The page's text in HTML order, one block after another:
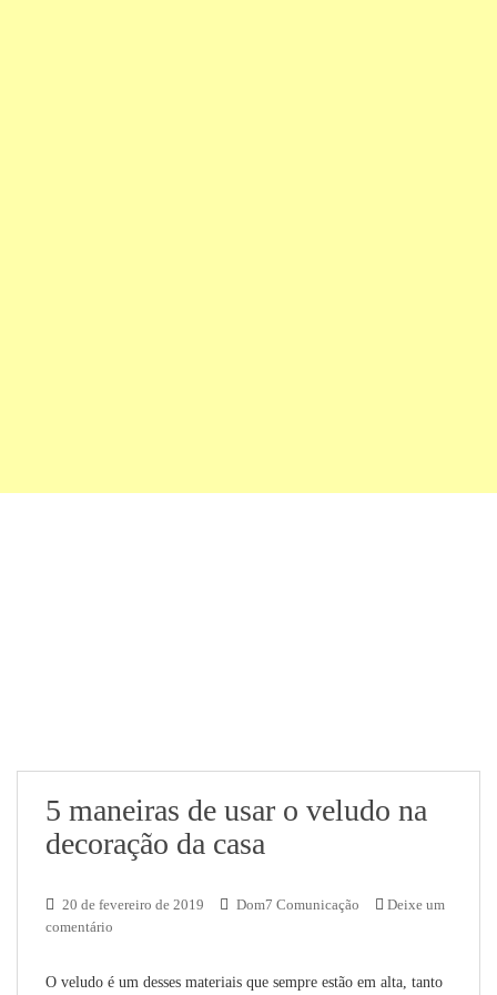
5 maneiras de usar o veludo na
decoração da casa
20 de fevereiro de 2019 Dom7 Comunicação
Deixe um
comentário
O veludo é um desses materiais que sempre estão em alta, tanto